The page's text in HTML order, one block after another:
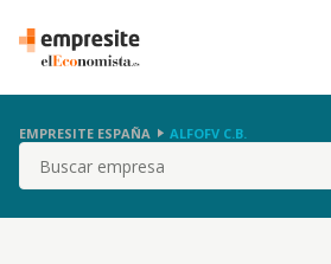
EMPRESITE ESPAÑA ALFOFV C.B.
Buscar